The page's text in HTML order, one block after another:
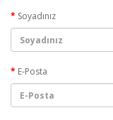
Soyadınız
E-Posta